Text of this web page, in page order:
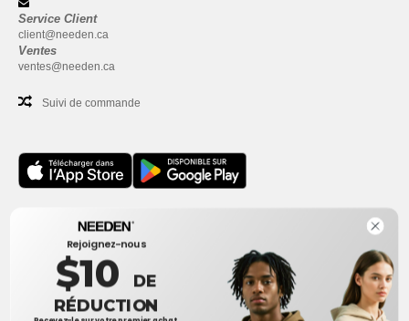
Service Client
client@needen.ca
Ventes
ventes@needen.ca
Suivi de commande
Bureau
One Dundas Street West Suite 2500
Toronto, Ontario, M5G 1Z3
Ceci n'est PAS l'adresse de retour. Pour les retours, voir ici
Rejoignez-nous
$10 DE
RÉDUCTION